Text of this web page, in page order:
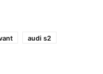
audi s2